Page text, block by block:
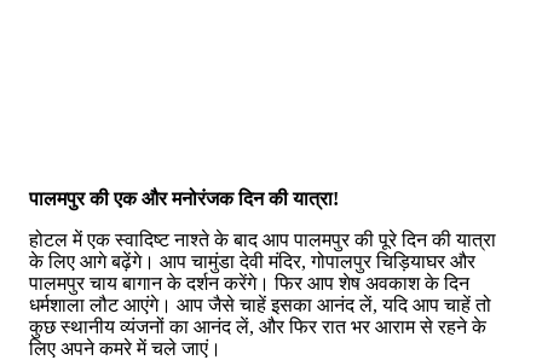
पालमपुर की एक और मनोरंजक दिन की यात्रा!
होटल में एक स्वादिष्ट नाश्ते के बाद आप पालमपुर की पूरे दिन की यात्रा
के लिए आगे बढ़ेंगे। आप चामुंडा देवी मंदिर, गोपालपुर चिड़ियाघर और
पालमपुर चाय बागान के दर्शन करेंगे। फिर आप शेष अवकाश के दिन
धर्मशाला लौट आएंगे। आप जैसे चाहें इसका आनंद लें, यदि आप चाहें तो
कुछ स्थानीय व्यंजनों का आनंद लें, और फिर रात भर आराम से रहने के
लिए अपने कमरे में चले जाएं।